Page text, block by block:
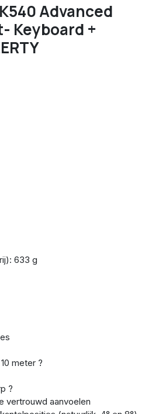
Advanced
Keyboard +
633 g
meter ?
?
vertrouwd aanvoelen